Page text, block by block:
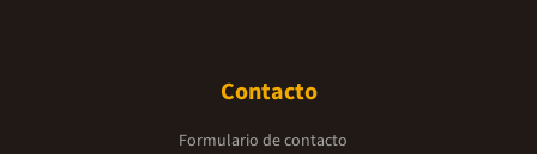
Contacto
Formulario de contacto